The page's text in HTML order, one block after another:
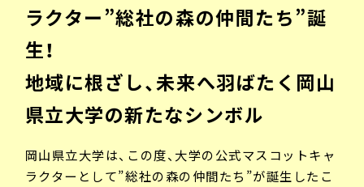
ラクター”総社の森の仲間たち”誕
生！
地域に根ざし、未来へ羽ばたく岡山
県立大学の新たなシンボル
岡山県立大学は、この度、大学の公式マスコットキャ
ラクターとして”総社の森の仲間たち”が誕生したこ